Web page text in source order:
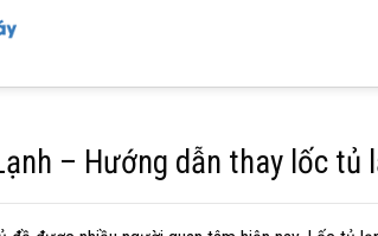
– Hướng dẫn thay lốc tủ